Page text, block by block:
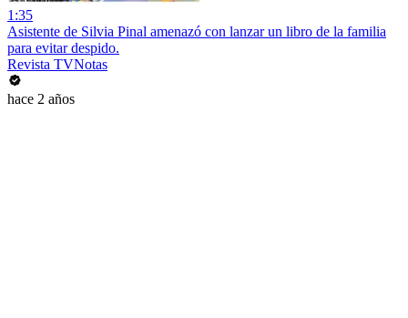
1:35
Asistente de Silvia Pinal amenazó con lanzar un libro de la familia
para evitar despido.
Revista TVNotas
hace 2 años